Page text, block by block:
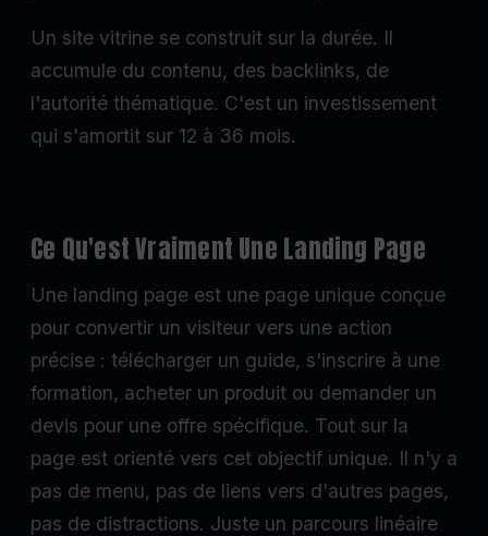
Un site vitrine se construit sur la durée. Il
accumule du contenu, des backlinks, de
l'autorité thématique. C'est un investissement
qui s'amortit sur 12 à 36 mois.
Ce Qu'est Vraiment Une Landing Page
Une landing page est une page unique conçue
pour convertir un visiteur vers une action
précise : télécharger un guide, s'inscrire à une
formation, acheter un produit ou demander un
devis pour une offre spécifique. Tout sur la
page est orienté vers cet objectif unique. Il n'y a
pas de menu, pas de liens vers d'autres pages,
pas de distractions. Juste un parcours linéaire